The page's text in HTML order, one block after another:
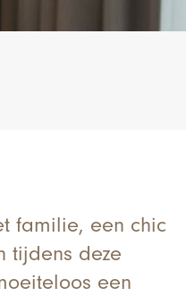
familie, een chic
tijdens deze
een